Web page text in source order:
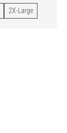
2X-Large